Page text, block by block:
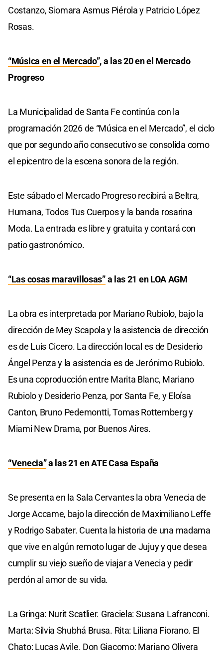
Costanzo, Siomara Asmus Piérola y Patricio López
Rosas.
“Música en el Mercado”, a las 20 en el Mercado
Progreso
La Municipalidad de Santa Fe continúa con la
programación 2026 de “Música en el Mercado”, el ciclo
que por segundo año consecutivo se consolida como
el epicentro de la escena sonora de la región.
Este sábado el Mercado Progreso recibirá a Beltra,
Humana, Todos Tus Cuerpos y la banda rosarina
Moda. La entrada es libre y gratuita y contará con
patio gastronómico.
“Las cosas maravillosas”a las 21 en LOA AGM
La obra es interpretada por Mariano Rubiolo, bajo la
dirección de Mey Scapola y la asistencia de dirección
es de Luis Cicero. La dirección local es de Desiderio
Ángel Penza y la asistencia es de Jerónimo Rubiolo.
Es una coproducción entre Marita Blanc, Mariano
Rubiolo y Desiderio Penza, por Santa Fe, y Eloísa
Canton, Bruno Pedemontti, Tomas Rottemberg y
Miami New Drama, por Buenos Aires.
“Venecia”a las 21 en ATE Casa España
Se presenta en la Sala Cervantes la obra Venecia de
Jorge Accame, bajo la dirección de Maximiliano Leffe
y Rodrigo Sabater. Cuenta la historia de una madama
que vive en algún remoto lugar de Jujuy y que desea
cumplir su viejo sueño de viajar a Venecia y pedir
perdón al amor de su vida.
La Gringa: Nurit Scatlier. Graciela: Susana Lafranconi.
Marta: Silvia Shubhá Brusa. Rita: Liliana Fiorano. El
Chato: Lucas Avile. Don Giacomo: Mariano Olivera